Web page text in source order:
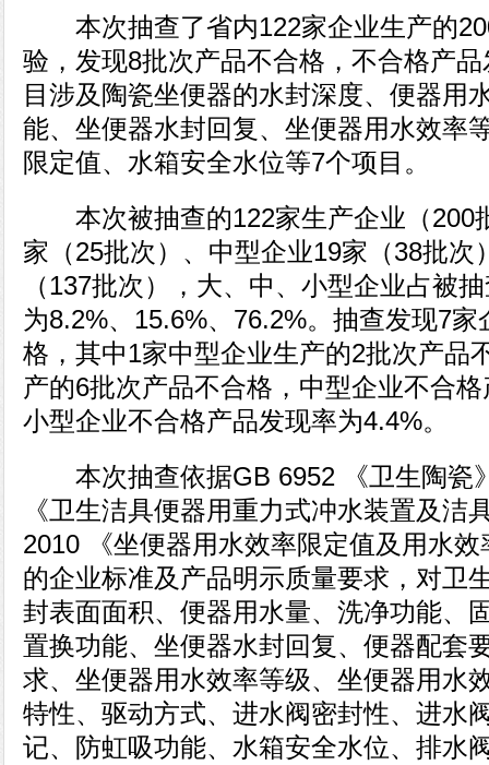
本次抽查了省内122家企业生产的
验，发现8批次产品不合格，不合格产
目涉及陶瓷坐便器的水封深度、便器用
能、坐便器水封回复、坐便器用水效率
限定值、水箱安全水位等7个项目。
本次被抽查的122家生产企业（200
家（25批次）、中型企业19家（38批次
（137批次），大、中、小型企业占被
为8.2%、15.6%、76.2%。抽查发现7
格，其中1家中型企业生产的2批次产品
产的6批次产品不合格，中型企业不合
小型企业不合格产品发现率为4.4%。
本次抽查依据GB 6952 《卫生陶瓷
《卫生洁具便器用重力式冲水装置及
2010 《坐便器用水效率限定值及用水
的企业标准及产品明示质量要求，对卫
封表面面积、便器用水量、洗净功能、
置换功能、坐便器水封回复、便器配套
求、坐便器用水效率等级、坐便器用水
特性、驱动方式、进水阀密封性、进水
记、防虹吸功能、水箱安全水位、排水